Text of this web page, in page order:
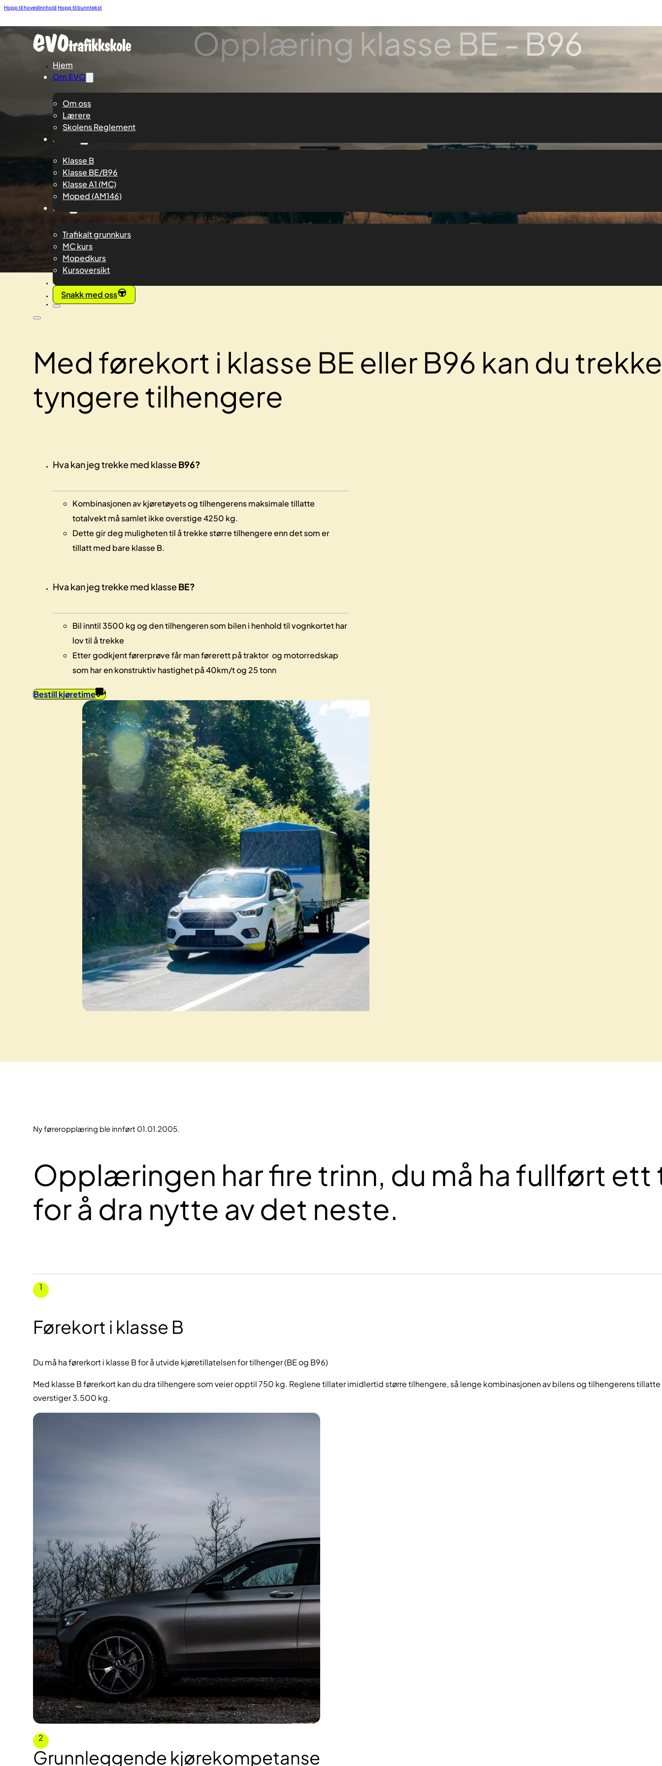
Hopp til hovedinnhold Hopp til bunntekst
Hjem
Om EVO
Om oss
Lærere
Skolens Reglement
Klasser
Klasse B
Klasse BE/B96
Klasse A1 (MC)
Moped (AM146)
Kurs
Trafikalt grunnkurs
MC kurs
Mopedkurs
Kursoversikt
Priser
Snakk med oss
Opplæring klasse BE - B96
Med førekort i klasse BE eller B96 kan du
tyngere tilhengere
Hva kan jeg trekke med klasseB96?
Kombinasjonen av kjøretøyets og tilhengerens maksimale tillatte
totalvekt må samlet ikke overstige 4250 kg.
Dette gir deg muligheten til å trekke større tilhengere enn det som er
tillatt med bare klasse B.
Hva kan jeg trekke med klasseBE?
Bil inntil 3500 kg og den tilhengeren som bilen i henhold til vognkortet har
lov til å trekke
Etter godkjent førerprøve får man førerett på traktor og motorredskap
som har en konstruktiv hastighet på 40km/t og 25 tonn
Bestill kjøretime
Ny føreropplæring ble innført 01.01.2005.
Opplæringen har fire trinn, du må ha fullført ett
for å dra nytte av det neste.
1
Førekort i klasse B
Du må ha førerkort i klasse B for å utvide kjøretillatelsen for tilhenger (BE og B96)
Med klasse B førerkort kan du dra tilhengere som veier opptil 750 kg. Reglene tillater imidlertid større tilhengere, så lenge kombinasjonen av bilens og tilhengerens
overstiger 3.500 kg.
2
Grunnleggende kjørekompetanse